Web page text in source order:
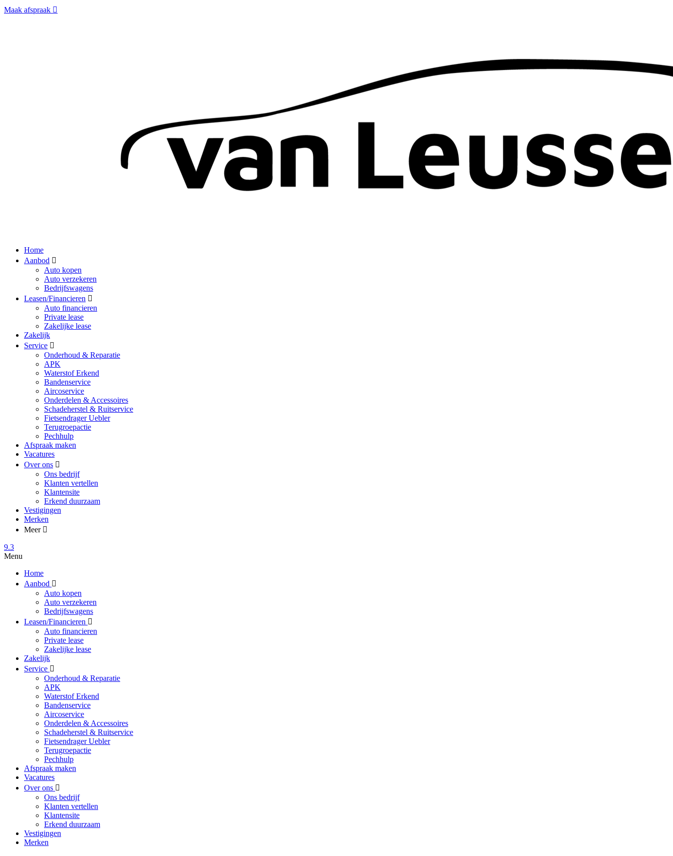
Maak afspraak
Home
Aanbod
Auto kopen
Auto verzekeren
Bedrijfswagens
Leasen/Financieren
Auto financieren
Private lease
Zakelijke lease
Zakelijk
Service
Onderhoud & Reparatie
APK
Waterstof Erkend
Bandenservice
Aircoservice
Onderdelen & Accessoires
Schadeherstel & Ruitservice
Fietsendrager Uebler
Terugroepactie
Pechhulp
Afspraak maken
Vacatures
Over ons
Ons bedrijf
Klanten vertellen
Klantensite
Erkend duurzaam
Vestigingen
Merken
Meer
9.3
Menu
Home
Aanbod
Auto kopen
Auto verzekeren
Bedrijfswagens
Leasen/Financieren
Auto financieren
Private lease
Zakelijke lease
Zakelijk
Service
Onderhoud & Reparatie
APK
Waterstof Erkend
Bandenservice
Aircoservice
Onderdelen & Accessoires
Schadeherstel & Ruitservice
Fietsendrager Uebler
Terugroepactie
Pechhulp
Afspraak maken
Vacatures
Over ons
Ons bedrijf
Klanten vertellen
Klantensite
Erkend duurzaam
Vestigingen
Merken